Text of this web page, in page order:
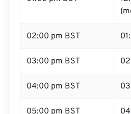
02:00 pm BST
03:00 pm BST
04:00 pm BST
05:00 pm BST